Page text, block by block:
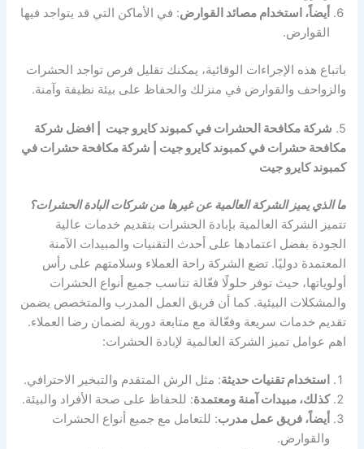
أيضاً، استخدام مصائد القوارض: في الأماكن التي قد يتواجد فيها
القوارض.
باتباع هذه الإجراءات الوقائية، يمكنك تقليل فرص تواجد الحشرات
والزواحف والقوارض في منزلك والحفاظ على بيئة نظيفة وآمنة.
5. شركة مكافحة الحشرات في كمبوند كايرو جيت | افضل شركة
مكافحة حشرات في كمبوند كايرو جيت | شركة مكافحة حشرات في
كمبوند كايرو جيت
ما الذي يميز الشركة العالمية عن غيرها من شركات البادة الحشرات؟
تتميز الشركة العالمية بإبادة الحشرات بتقديم خدمات عالية
الجودة بفضل اعتمادها على أحدث التقنيات والمبيدات الآمنة
المعتمدة دوليًا. تضع الشركة راحة العملاء وسلامتهم على رأس
أولوياتها، حيث توفر حلولًا فعّالة تناسب جميع أنواع الحشرات
والمشكلات البيئية. كما أن فريق العمل المدرب والمتخصص يضمن
تقديم خدمات سريعة وفعّالة مع متابعة دورية لضمان رضا العملاء.
اهم عوامل تميز الشركة العالمية لإبادة الحشرات:
استخدام تقنيات حديثة: مثل الرش المتقدم والتبخير الاحترافي.
كذلك، مبيدات آمنة ومعتمدة: للحفاظ على صحة الأفراد والبيئة.
أيضاً، فريق عمل مدرب: للتعامل مع جميع أنواع الحشرات
والقوارض.